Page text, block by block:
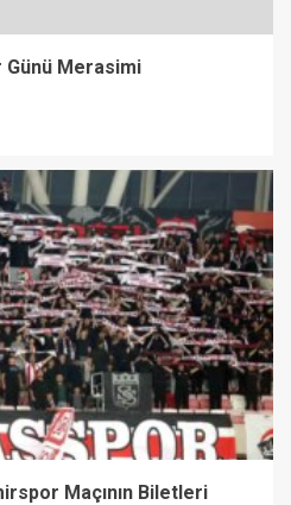
Günü Merasimi
Maçının Biletleri